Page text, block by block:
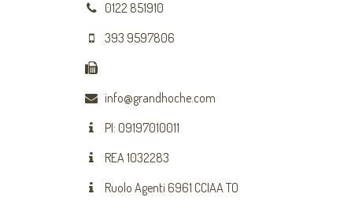
0122 851910
393 9597806
info@grandhoche.com
PI: 09197010011
REA 1032283
Ruolo Agenti 6961 CCIAA TO